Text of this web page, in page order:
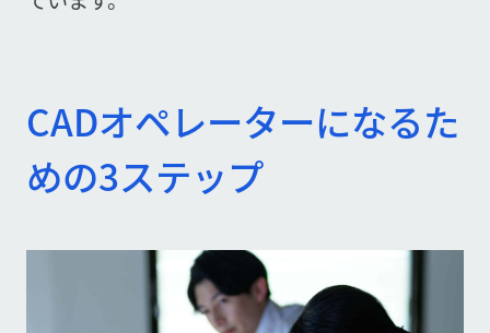
CADオペレーターになるた
めの3ステップ